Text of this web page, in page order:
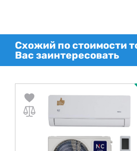
Схожий по стоимости
Вас заинтересовать